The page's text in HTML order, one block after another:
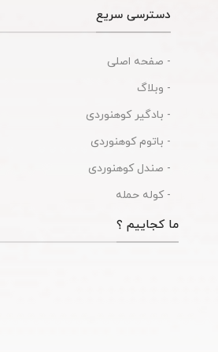
دسترسی سریع
- صفحه اصلی
- وبلاگ
- بادگیر کوهنوردی
- باتوم کوهنوردی
- صندل کوهنوردی
- کوله حمله
ما کجاییم ؟